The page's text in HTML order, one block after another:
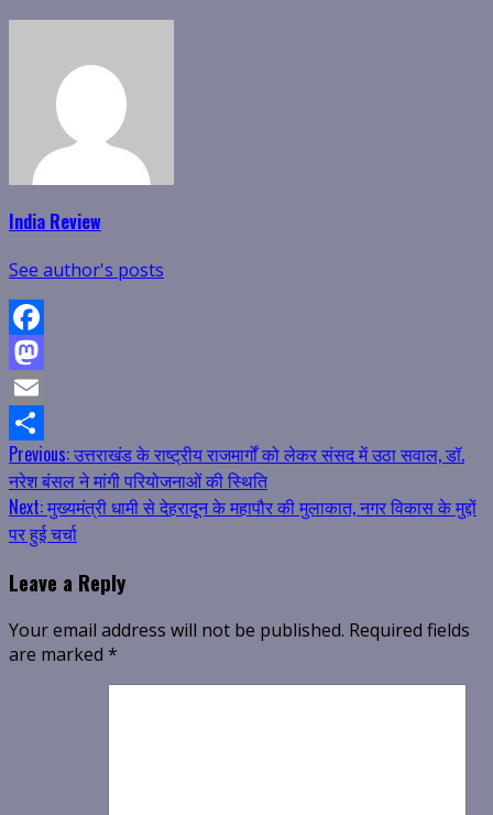
India Review
See author's posts
Facebook
Mastodon
Email
Share
Continue
Reading
Previous:उत्तराखंड के राष्ट्रीय राजमार्गों को लेकर संसद में उठा सवाल, डॉ.
नरेश बंसल ने मांगी परियोजनाओं की स्थिति
Next:मुख्यमंत्री धामी से देहरादून के महापौर की मुलाकात, नगर विकास के मुद्दों
पर हुई चर्चा
Leave a Reply
Your email address will not be published. Required fields
are marked *